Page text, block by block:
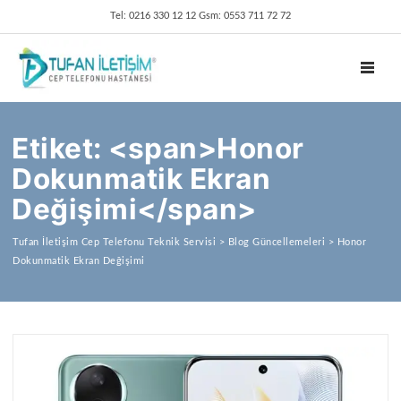
Tel: 0216 330 12 12 Gsm: 0553 711 72 72
Etiket: <span>Honor
Dokunmatik Ekran
Değişimi</span>
Tufan İletişim Cep Telefonu Teknik Servisi > Blog Güncellemeleri > Honor
Dokunmatik Ekran Değişimi